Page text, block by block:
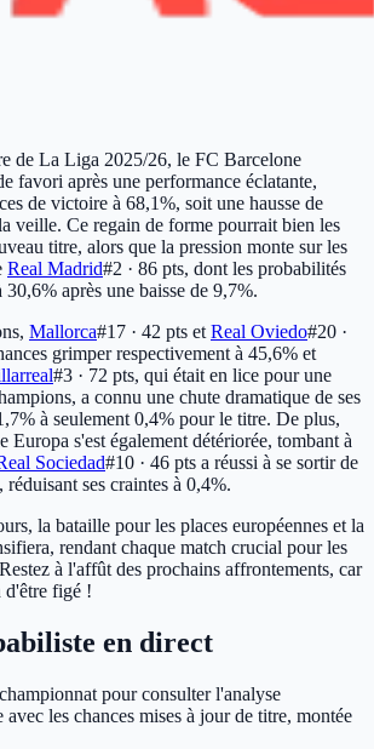
de La Liga 2025/26, le FC Barcelone
favori après une performance éclatante,
de victoire à 68,1%, soit une hausse de
veille. Ce regain de forme pourrait bien les
titre, alors que la pression monte sur les
Real Madrid#2 · 86 pts, dont les probabilités
30,6% après une baisse de 9,7%.
Mallorca#17 · 42 pts et Real Oviedo#20 ·
grimper respectivement à 45,6% et
#3 · 72 pts, qui était en lice pour une
a connu une chute dramatique de ses
à seulement 0,4% pour le titre. De plus,
Europa s'est également détériorée, tombant à
Sociedad#10 · 46 pts a réussi à se sortir de
ses craintes à 0,4%.
la bataille pour les places européennes et la
rendant chaque match crucial pour les
à l'affût des prochains affrontements, car
d'être figé !
en direct
pour consulter l'analyse
les chances mises à jour de titre, montée